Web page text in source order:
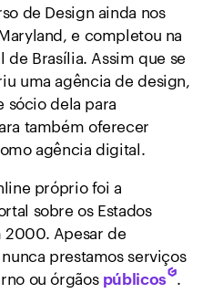
de Design ainda nos
e completou na
de Brasília. Assim que se
uma agência de design,
sócio dela para
também oferecer
agência digital.
próprio foi a
sobre os Estados
2000. Apesar de
prestamos serviços
ou órgãos públicos .